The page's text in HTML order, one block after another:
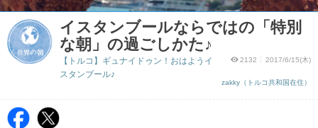
イスタンブールならではの「特別
な朝」の過ごしかた♪
2132 2017/6/15(木)
zakky（トルコ共和国在住）
【トルコ】ギュナイドゥン！おはようイ
スタンブール♪